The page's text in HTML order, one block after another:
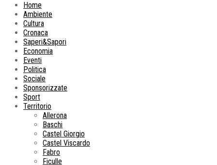
Home
Ambiente
Cultura
Cronaca
Saperi&Sapori
Economia
Eventi
Politica
Sociale
Sponsorizzate
Sport
Territorio
Allerona
Baschi
Castel Giorgio
Castel Viscardo
Fabro
Ficulle